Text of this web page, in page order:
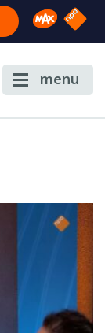
Omroep
NPO
menu